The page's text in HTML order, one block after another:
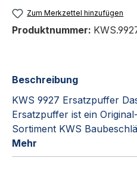
Zum Merkzettel hinzufügen
Produktnummer:
Beschreibung
KWS 9927 Ersatzpuffer
Ersatzpuffer ist ein
Sortiment KWS
Mehr